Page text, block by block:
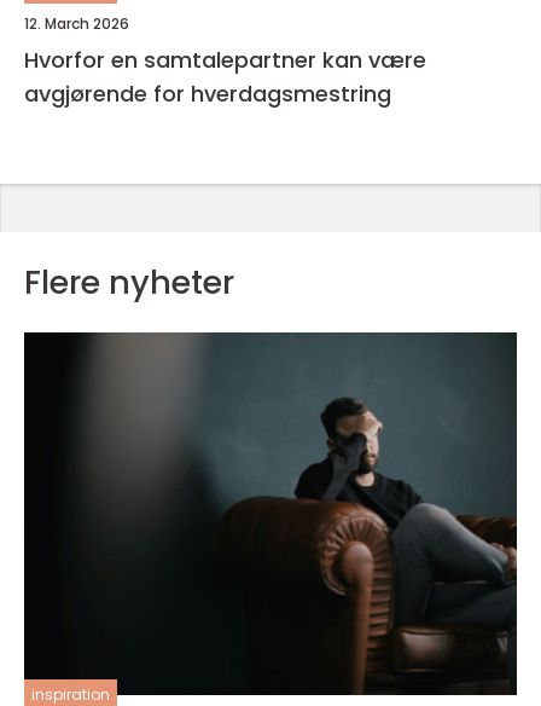
12. March 2026
Hvorfor en samtalepartner kan være
avgjørende for hverdagsmestring
Flere nyheter
inspiration